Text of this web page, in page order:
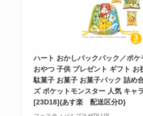
ハート おかしバックパック／ポケ
おやつ 子供 プレゼント ギフト お
駄菓子 お菓子 お菓子パック 詰め
ズ ポケットモンスター 人気 キャ
[23D18]{あす楽 配送区分D}